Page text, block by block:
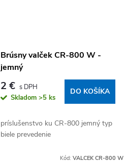
Brúsny valček CR-800 W -
jemný
2 €
Skladom>5 ks
DO KOŠÍKA
príslušenstvo ku CR-800 jemný typ
biele prevedenie
Kód: VALCEK CR-800 W